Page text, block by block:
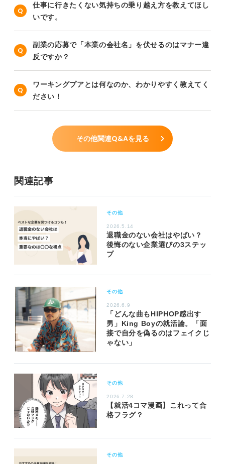
仕事に行きたくない気持ちの乗り越え方を教えてほし
いです。
副業の応募で「本業の会社名」を伏せるのはマナー違
反ですか？
ワーキングプアとは何なのか、わかりやすく教えてく
ださい！
その他関連Q&Aを見る
関連記事
その他
2026.5.14
退職金のない会社はやばい？
後悔のない企業選びの3ステッ
プ
その他
2026.6.9
「どんな曲もHIPHOP感出す
男」King Boyの就活論。「面
接で自分を偽るのはフェイクじ
ゃない」
その他
2026.7.28
【就活4コマ漫画】これって合
格フラグ？
その他